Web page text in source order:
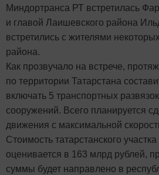
Миндортранса РТ встретилась
и главой Лаишевского района
встретились с жителями
района.
Как прозвучало на встрече,
по территории Татарстана
включать 5 транспортных
сооружений. Всего планируется
движения с максимальной
Стоимость татарстанского
оценивается в 163 млрд рублей,
суммы будет направлено в